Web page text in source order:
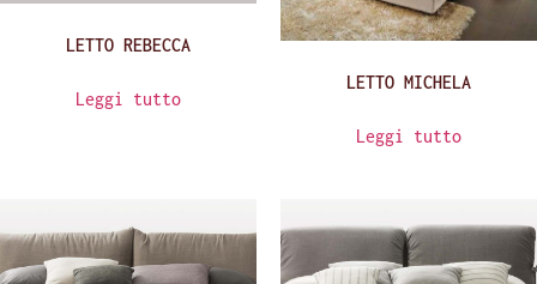
LETTO REBECCA
Leggi tutto
LETTO MICHELA
Leggi tutto